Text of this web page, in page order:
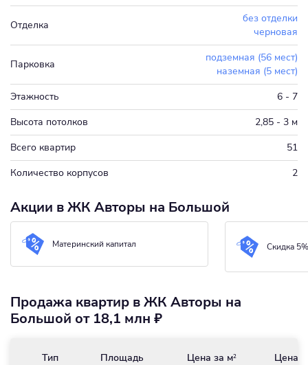
Отделка
без отделки
черновая
Парковка
подземная (56 мест)
наземная (5 мест)
Этажность
6 - 7
Высота потолков
2,85 - 3 м
Всего квартир
51
Количество корпусов
2
Акции в ЖК Авторы на Большой
Материнский капитал Скидка 5%
Продажа квартир в ЖК Авторы на
Большой от 18,1 млн ₽
Тип Площадь Цена за м2 Цена